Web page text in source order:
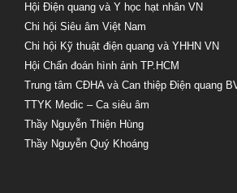
Hội Điện quang và Y học hạt nhân VN
Chi hội Siêu âm Việt Nam
Chi hội Kỹ thuật điện quang và YHHN VN
Hội Chẩn đoán hình ảnh TP.HCM
Trung tâm CĐHA và Can thiệp Điện quang
TTYK Medic – Ca siêu âm
Thầy Nguyễn Thiện Hùng
Thầy Nguyễn Quý Khoáng